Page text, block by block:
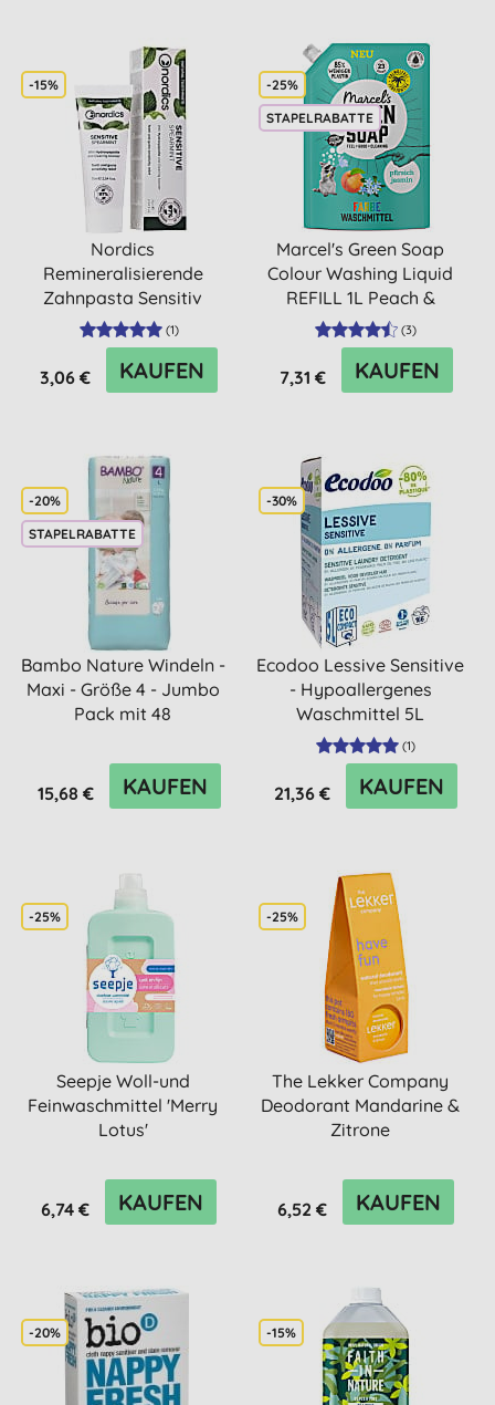
-15%
Nordics
Remineralisierende
Zahnpasta Sensitiv
(1)
3,06 € KAUFEN
-25%
STAPELRABATTE
Marcel's Green Soap
Colour Washing Liquid
REFILL 1L Peach &
Jasmin
(3)
7,31 € KAUFEN
-20%
STAPELRABATTE
Bambo Nature Windeln -
Maxi - Größe 4 - Jumbo
Pack mit 48
15,68 € KAUFEN
-30%
Ecodoo Lessive Sensitive
- Hypoallergenes
Waschmittel 5L
(1)
21,36 € KAUFEN
-25%
Seepje Woll-und
Feinwaschmittel 'Merry
Lotus'
6,74 € KAUFEN
-25%
The Lekker Company
Deodorant Mandarine &
Zitrone
6,52 € KAUFEN
-20% -15%